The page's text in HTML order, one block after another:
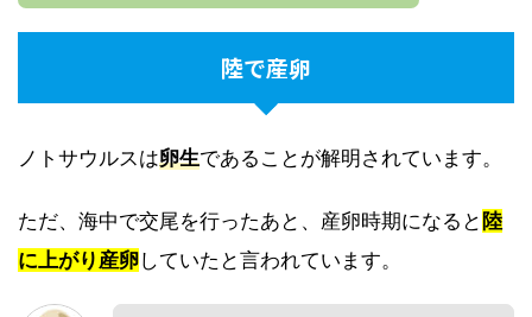
陸で産卵
ノトサウルスは卵生であることが解明されています。
ただ、海中で交尾を行ったあと、産卵時期になると 陸
に上がり産卵していたと言われています。